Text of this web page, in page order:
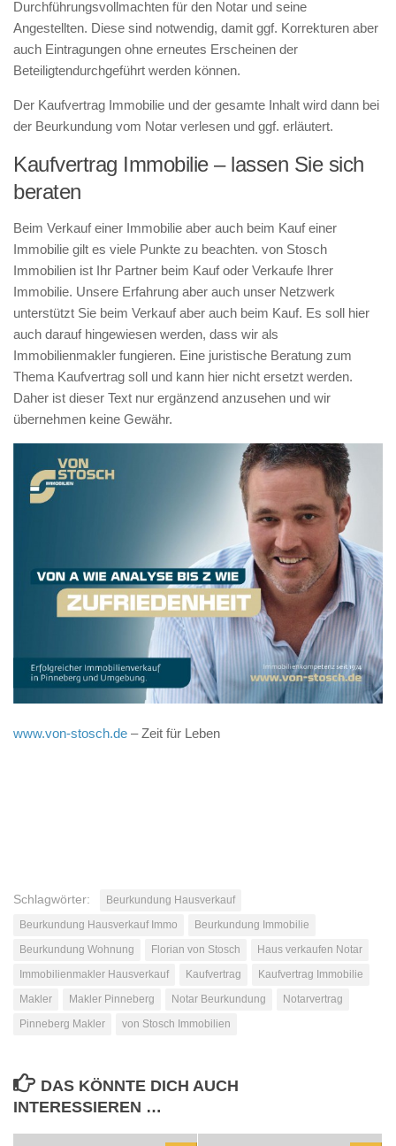
Durchführungsvollmachten für den Notar und seine
Angestellten. Diese sind notwendig, damit ggf. Korrekturen aber
auch Eintragungen ohne erneutes Erscheinen der
Beteiligtendurchgeführt werden können.
Der Kaufvertrag Immobilie und der gesamte Inhalt wird dann bei
der Beurkundung vom Notar verlesen und ggf. erläutert.
Kaufvertrag Immobilie – lassen Sie sich
beraten
Beim Verkauf einer Immobilie aber auch beim Kauf einer
Immobilie gilt es viele Punkte zu beachten. von Stosch
Immobilien ist Ihr Partner beim Kauf oder Verkaufe Ihrer
Immobilie. Unsere Erfahrung aber auch unser Netzwerk
unterstützt Sie beim Verkauf aber auch beim Kauf. Es soll hier
auch darauf hingewiesen werden, dass wir als
Immobilienmakler fungieren. Eine juristische Beratung zum
Thema Kaufvertrag soll und kann hier nicht ersetzt werden.
Daher ist dieser Text nur ergänzend anzusehen und wir
übernehmen keine Gewähr.
www.von-stosch.de – Zeit für Leben
Schlagwörter:
Beurkundung Hausverkauf
Beurkundung Hausverkauf Immo
Beurkundung Immobilie
Beurkundung Wohnung
Florian von Stosch
Haus verkaufen Notar
Immobilienmakler Hausverkauf
Kaufvertrag
Kaufvertrag Immobilie
Makler
Makler Pinneberg Notar Beurkundung
Notarvertrag
Pinneberg Makler
von Stosch Immobilien
DAS KÖNNTE DICH AUCH
INTERESSIEREN …